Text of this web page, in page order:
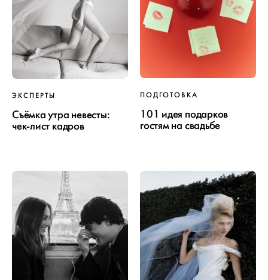
ЭКСПЕРТЫ
Съёмка утра невесты:
чек-лист кадров
ПОДГОТОВКА
101 идея подарков
гостям на свадьбе